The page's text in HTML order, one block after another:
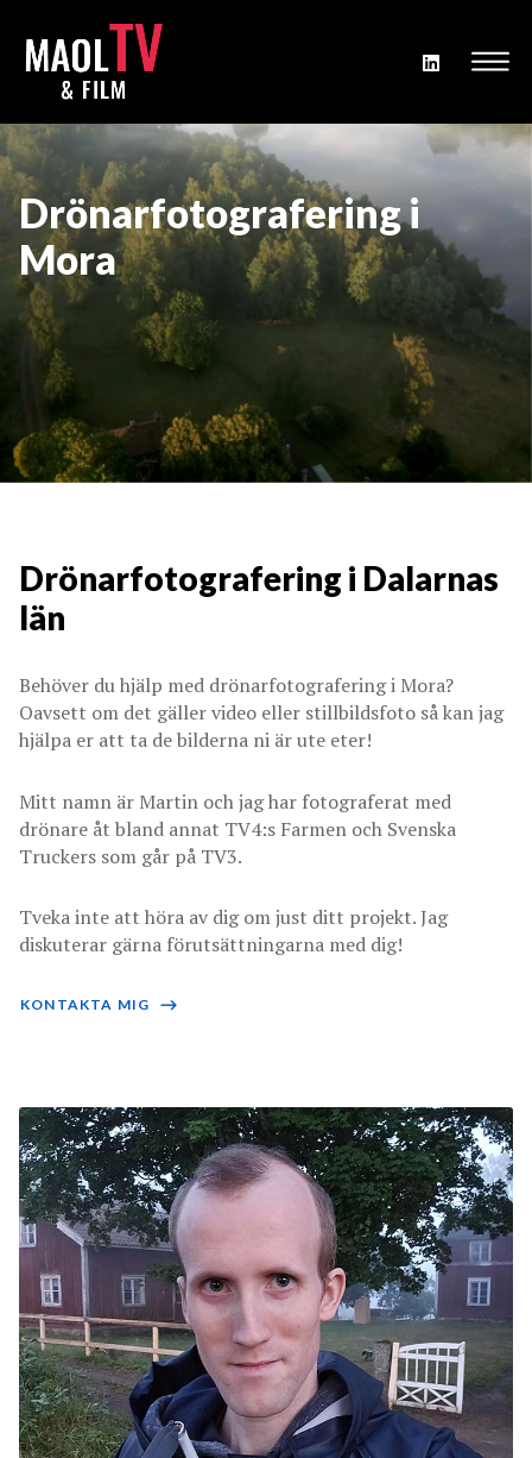
Drönarfotografering i
Mora
Drönarfotografering i Dalarnas
län
Behöver du hjälp med drönarfotografering i Mora?
Oavsett om det gäller video eller stillbildsfoto så kan jag
hjälpa er att ta de bilderna ni är ute eter!
Mitt namn är Martin och jag har fotograferat med
drönare åt bland annat TV4:s Farmen och Svenska
Truckers som går på TV3.
Tveka inte att höra av dig om just ditt projekt. Jag
diskuterar gärna förutsättningarna med dig!
KONTAKTA MIG ⟶